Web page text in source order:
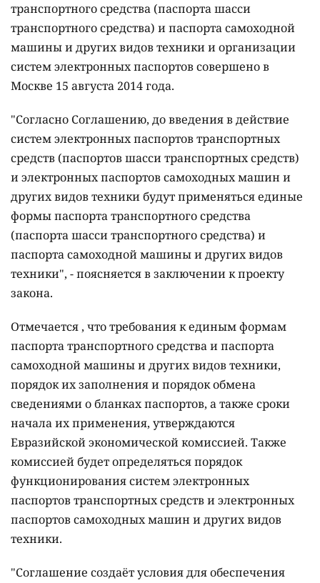
транспортного средства (паспорта шасси
транспортного средства) и паспорта самоходной
машины и других видов техники и организации
систем электронных паспортов совершено в
Москве 15 августа 2014 года.
"Согласно Соглашению, до введения в действие
систем электронных паспортов транспортных
средств (паспортов шасси транспортных средств)
и электронных паспортов самоходных машин и
других видов техники будут применяться единые
формы паспорта транспортного средства
(паспорта шасси транспортного средства) и
паспорта самоходной машины и других видов
техники", - поясняется в заключении к проекту
закона.
Отмечается , что требования к единым формам
паспорта транспортного средства и паспорта
самоходной машины и других видов техники,
порядок их заполнения и порядок обмена
сведениями о бланках паспортов, а также сроки
начала их применения, утверждаются
Евразийской экономической комиссией. Также
комиссией будет определяться порядок
функционирования систем электронных
паспортов транспортных средств и электронных
паспортов самоходных машин и других видов
техники.
"Соглашение создаёт условия для обеспечения